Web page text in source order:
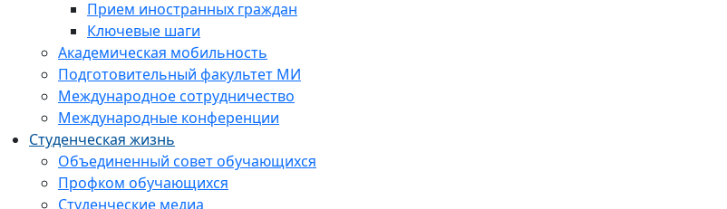
Прием иностранных граждан
Ключевые шаги
Академическая мобильность
Подготовительный факультет МИ
Международное сотрудничество
Международные конференции
Студенческая жизнь
Объединенный совет обучающихся
Профком обучающихся
Студенческие медиа